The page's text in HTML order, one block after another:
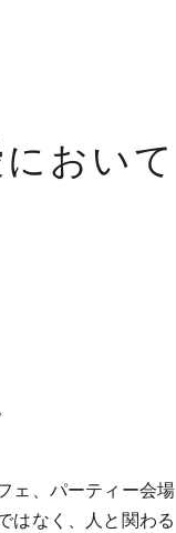
おいて
ェ、パーティー会場
はなく、人と関わる